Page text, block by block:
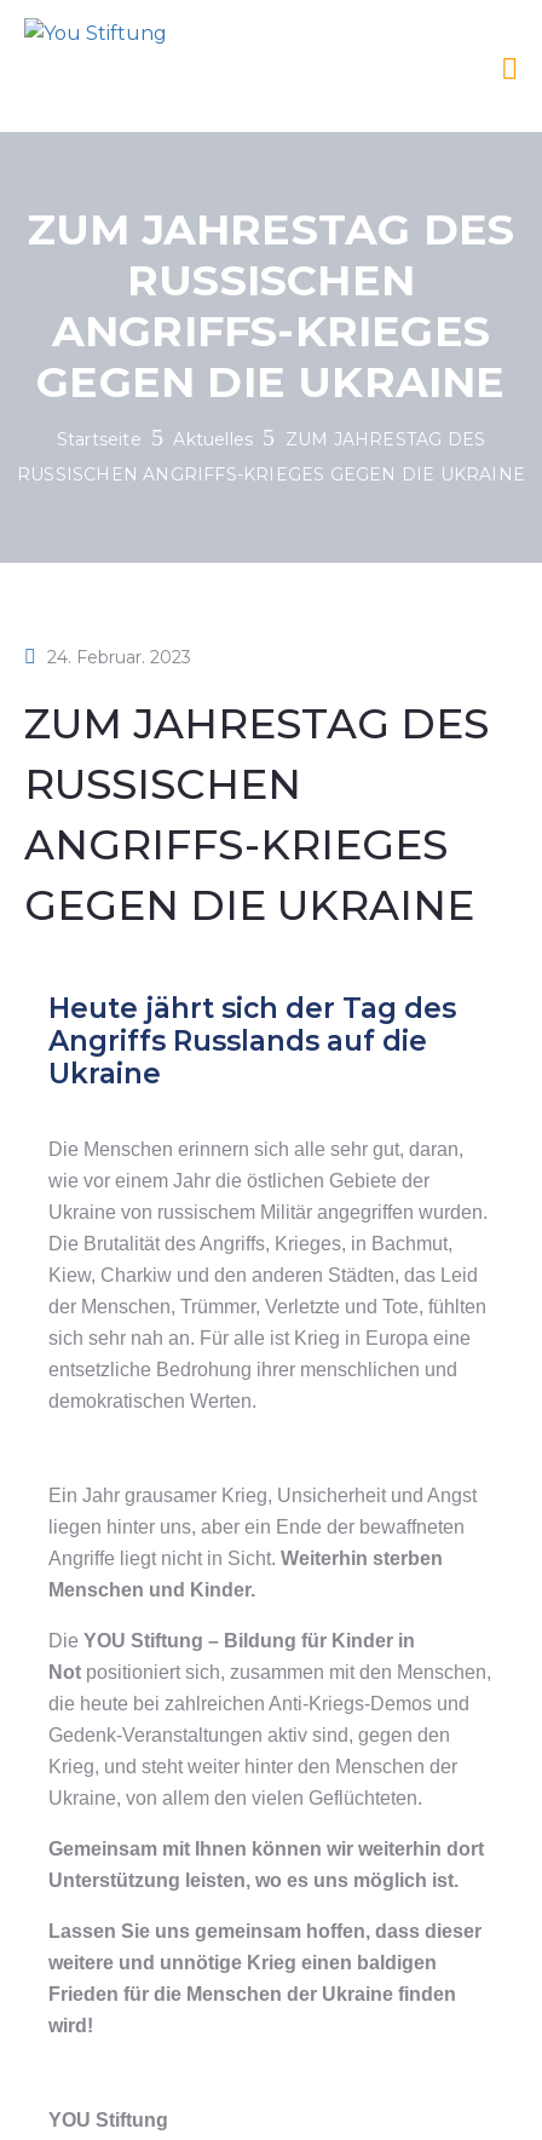
ZUM JAHRESTAG DES
RUSSISCHEN
ANGRIFFS-KRIEGES
GEGEN DIE UKRAINE
Startseite Aktuelles
ZUM JAHRESTAG DES
RUSSISCHEN ANGRIFFS-KRIEGES GEGEN DIE UKRAINE
24. Februar. 2023
ZUM JAHRESTAG DES
RUSSISCHEN
ANGRIFFS-KRIEGES
GEGEN DIE UKRAINE
Heute jährt sich der Tag des
Angriffs Russlands auf die
Ukraine
Die Menschen erinnern sich alle sehr gut, daran,
wie vor einem Jahr die östlichen Gebiete der
Ukraine von russischem Militär angegriffen wurden.
Die Brutalität des Angriffs, Krieges, in Bachmut,
Kiew, Charkiw und den anderen Städten, das Leid
der Menschen, Trümmer, Verletzte und Tote, fühlten
sich sehr nah an. Für alle ist Krieg in Europa eine
entsetzliche Bedrohung ihrer menschlichen und
demokratischen Werten.
Ein Jahr grausamer Krieg, Unsicherheit und Angst
liegen hinter uns, aber ein Ende der bewaffneten
Angriffe liegt nicht in Sicht. Weiterhin sterben
Menschen und Kinder.
Die YOU Stiftung – Bildung für Kinder in
Not positioniert sich, zusammen mit den Menschen,
die heute bei zahlreichen Anti-Kriegs-Demos und
Gedenk-Veranstaltungen aktiv sind, gegen den
Krieg, und steht weiter hinter den Menschen der
Ukraine, von allem den vielen Geflüchteten.
Gemeinsam mit Ihnen können wir weiterhin dort
Unterstützung leisten, wo es uns möglich ist.
Lassen Sie uns gemeinsam hoffen, dass dieser
weitere und unnötige Krieg einen baldigen
Frieden für die Menschen der Ukraine finden
wird!
YOU Stiftung